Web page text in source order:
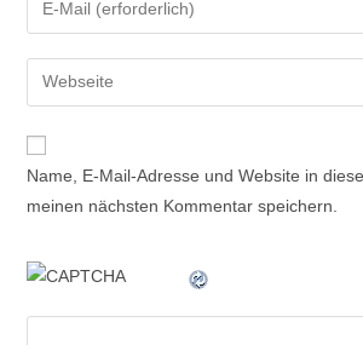
Name, E-Mail-Adresse und Website in
meinen nächsten Kommentar speichern.